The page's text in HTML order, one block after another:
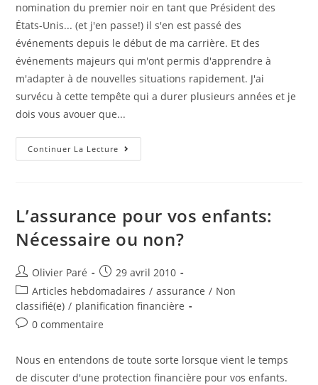
nomination du premier noir en tant que Président des
États-Unis... (et j'en passe!) il s'en est passé des
événements depuis le début de ma carrière. Et des
événements majeurs qui m'ont permis d'apprendre à
m'adapter à de nouvelles situations rapidement. J'ai
survécu à cette tempête qui a durer plusieurs années et je
dois vous avouer que...
Continuer La Lecture Les
5
Domaine
Financier
Au
Cours
4
Dernières
Années!
L’assurance pour vos enfants:
Nécessaire ou non?
Auteur/autrice
de
la
publication :
Olivier Paré
Post
published:
29 avril 2010
Post
category:
Articles hebdomadaires / assurance / Non
classifié(e) / planification financière
Post0 commentaire
Nous en entendons de toute sorte lorsque vient le temps
de discuter d'une protection financière pour vos enfants.